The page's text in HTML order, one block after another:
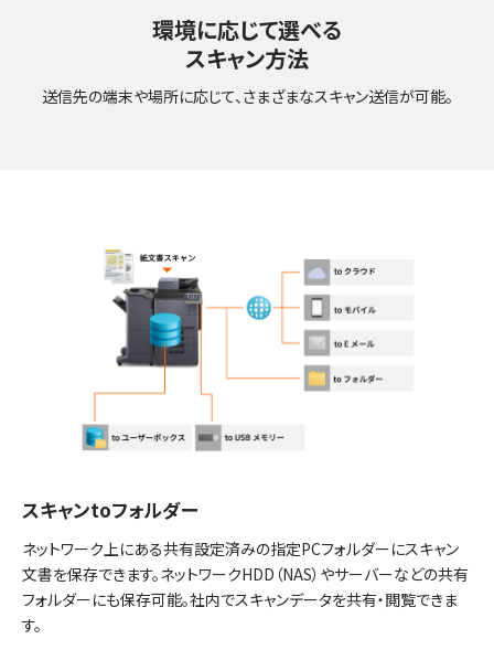
環境に応じて選べる
スキャン方法
送信先の端末や場所に応じて、さまざまなスキャン送信が可能。
スキャンtoフォルダー
ネットワーク上にある共有設定済みの指定PCフォルダーにスキャン
文書を保存できます。ネットワークHDD（NAS）やサーバーなどの共有
フォルダーにも保存可能。社内でスキャンデータを共有・閲覧できま
す。